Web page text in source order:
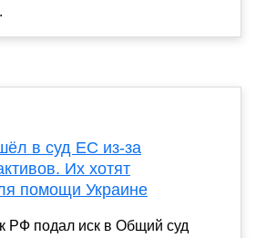
в суд ЕС из-за
Их хотят
помощи Украине
РФ подал иск в Общий суд